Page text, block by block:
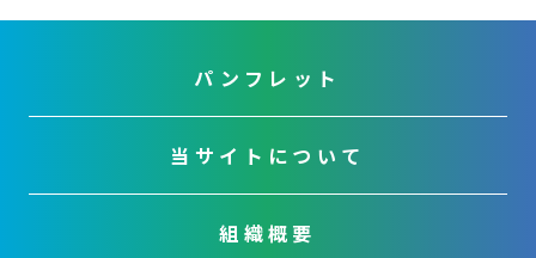
パンフレット
当サイトについて
組織概要